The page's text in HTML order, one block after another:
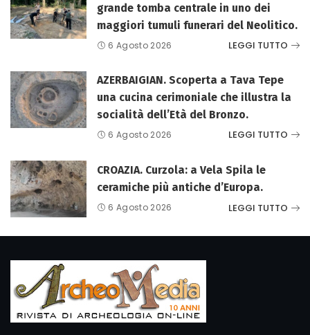
grande tomba centrale in uno dei
maggiori tumuli funerari del Neolitico.
6 Agosto 2026 LEGGI TUTTO
AZERBAIGIAN. Scoperta a Tava Tepe
una cucina cerimoniale che illustra la
socialità dell’Età del Bronzo.
6 Agosto 2026 LEGGI TUTTO
CROAZIA. Curzola: a Vela Spila le
ceramiche più antiche d’Europa.
6 Agosto 2026 LEGGI TUTTO